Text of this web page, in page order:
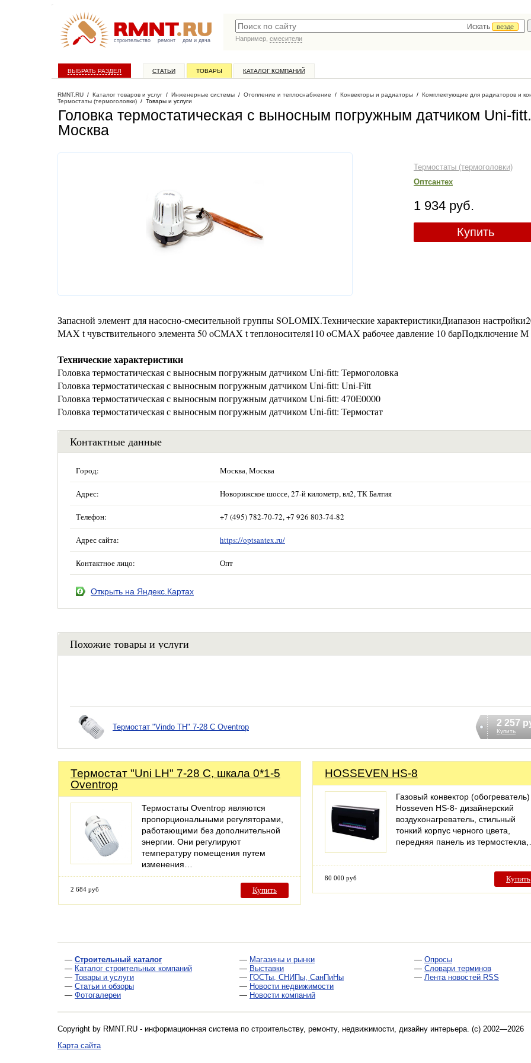
строительство ремонт дом и дача
Искать
везде
Например, смесители
ВЫБРАТЬ РАЗДЕЛ СТАТЬИ ТОВАРЫ КАТАЛОГ КОМПАНИЙ
RMNT.RU / Каталог товаров и услуг / Инженерные системы / Отопление и теплоснабжение / Конвекторы и радиаторы / Комплектующие для радиаторов и
Термостаты (термоголовки) / Товары и услуги
Головка термостатическая с выносным погружным датчиком Uni-fitt.
Москва
Термостаты (термоголовки)
Оптсантех
1 934 руб.
Купить
Запасной элемент для насосно-смесительной группы SOLOMIX.Технические характеристикиДиапазон
МAX t чувствительного элемента 50 oСМAX t теплоносителя110 oСМAX рабочее давление 10 барПодключение М
Технические характеристики
Головка термостатическая с выносным погружным датчиком Uni-fitt: Термоголовка
Головка термостатическая с выносным погружным датчиком Uni-fitt: Uni-Fitt
Головка термостатическая с выносным погружным датчиком Uni-fitt: 470E0000
Головка термостатическая с выносным погружным датчиком Uni-fitt: Термостат
Контактные данные
Город: Москва, Москва
Адрес: Новорижское шоссе, 27-й километр, вл2, ТК Балтия
Телефон: +7 (495) 782-70-72, +7 926 803-74-82
Адрес сайта: https://optsantex.ru/
Контактное лицо: Опт
Открыть на Яндекс.Картах
Похожие товары и услуги
Термостат "Vindo TH" 7-28 C Oventrop 2 257
Купить
Термостат "Uni LH" 7-28 C, шкала 0*1-5
Oventrop
Термостаты Oventrop являются
пропорциональными регуляторами,
работающими без дополнительной
энергии. Они регулируют
температуру помещения путем
изменения…
2 684 руб Купить
HOSSEVEN HS-8
Газовый конвектор (обогреватель)
Hosseven HS-8- дизайнерский
воздухонагреватель, стильный
тонкий корпус черного цвета,
передняя панель из
80 000 руб Купить
— Строительный каталог
— Каталог строительных компаний
— Товары и услуги
— Статьи и обзоры
— Фотогалереи
— Магазины и рынки
— Выставки
— ГОСТы, СНИПы, СанПиНы
— Новости недвижимости
— Новости компаний
— Опросы
— Словари терминов
— Лента новостей RSS
Copyright by RMNT.RU - информационная система по строительству, ремонту, недвижимости, дизайну интерьера. (c) 2002—2026
Карта сайта